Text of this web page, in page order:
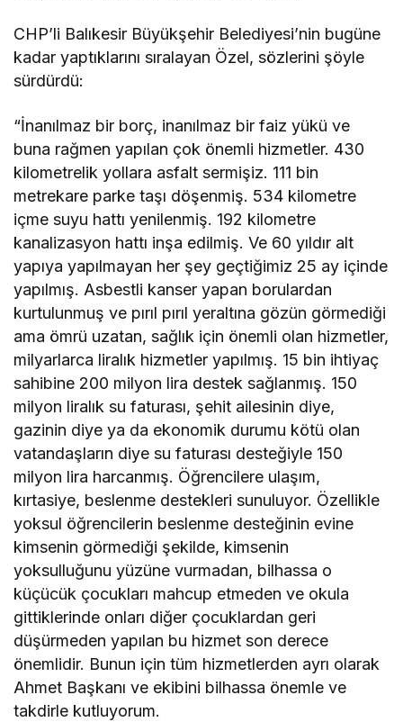
CHP’li Balıkesir Büyükşehir Belediyesi’nin bugüne
kadar yaptıklarını sıralayan Özel, sözlerini şöyle
sürdürdü:
“İnanılmaz bir borç, inanılmaz bir faiz yükü ve
buna rağmen yapılan çok önemli hizmetler. 430
kilometrelik yollara asfalt sermişiz. 111 bin
metrekare parke taşı döşenmiş. 534 kilometre
içme suyu hattı yenilenmiş. 192 kilometre
kanalizasyon hattı inşa edilmiş. Ve 60 yıldır alt
yapıya yapılmayan her şey geçtiğimiz 25 ay içinde
yapılmış. Asbestli kanser yapan borulardan
kurtulunmuş ve pırıl pırıl yeraltına gözün görmediği
ama ömrü uzatan, sağlık için önemli olan hizmetler,
milyarlarca liralık hizmetler yapılmış. 15 bin ihtiyaç
sahibine 200 milyon lira destek sağlanmış. 150
milyon liralık su faturası, şehit ailesinin diye,
gazinin diye ya da ekonomik durumu kötü olan
vatandaşların diye su faturası desteğiyle 150
milyon lira harcanmış. Öğrencilere ulaşım,
kırtasiye, beslenme destekleri sunuluyor. Özellikle
yoksul öğrencilerin beslenme desteğinin evine
kimsenin görmediği şekilde, kimsenin
yoksulluğunu yüzüne vurmadan, bilhassa o
küçücük çocukları mahcup etmeden ve okula
gittiklerinde onları diğer çocuklardan geri
düşürmeden yapılan bu hizmet son derece
önemlidir. Bunun için tüm hizmetlerden ayrı olarak
Ahmet Başkanı ve ekibini bilhassa önemle ve
takdirle kutluyorum.